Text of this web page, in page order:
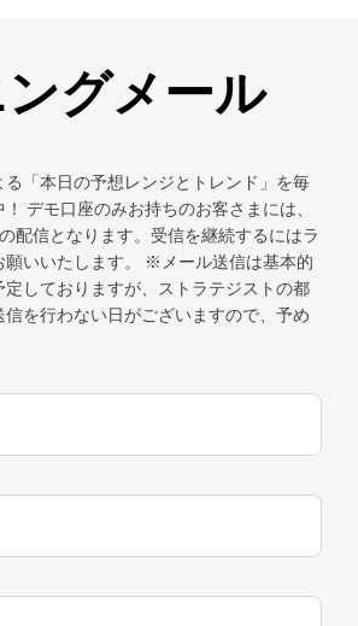
グメール
る「本日の予想レンジとトレンド」を毎
デモ口座のみお持ちのお客さまには、
配信となります。受信を継続するにはラ
願いいたします。 ※メール送信は基本的
定しておりますが、ストラテジストの都
を行わない日がございますので、予め